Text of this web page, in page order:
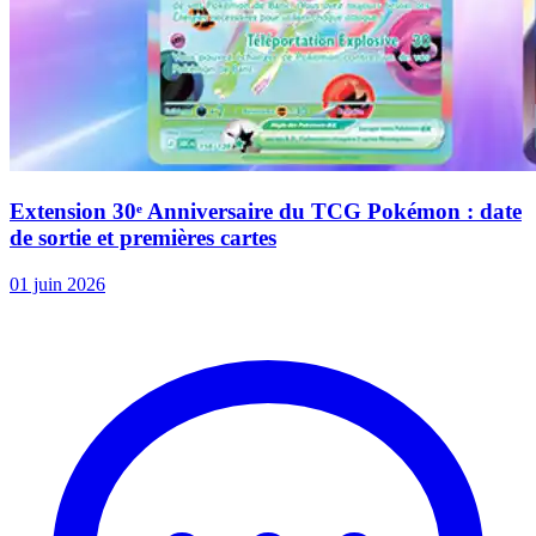
Extension 30ᵉ Anniversaire du TCG Pokémon : date
de sortie et premières cartes
01 juin 2026